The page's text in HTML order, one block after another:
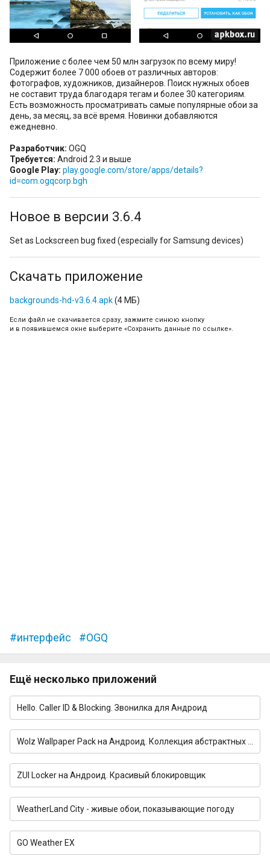
Приложение с более чем 50 млн загрузок по всему миру!
Содержит более 7 000 обоев от различных авторов:
фотографов, художников, дизайнеров. Поиск нужных обоев
не составит труда благодаря тегам и более 30 категориям.
Есть возможность просматривать самые популярные обои за
день, за месяц, за всё время. Новинки добавляются
ежедневно.
Разработчик: OGQ
Требуется: Android 2.3 и выше
Google Play: play.google.com/store/apps/details?
id=com.ogqcorp.bgh
Новое в версии 3.6.4
Set as Lockscreen bug fixed (especially for Samsung devices)
Скачать приложение
backgrounds-hd-v3.6.4.apk(4 МБ)
Если файл не скачивается сразу, зажмите синюю кнопку
и в появившемся окне выберите «Сохранить данные по ссылке».
интерфейс OGQ
Ещё несколько приложений
Hello. Caller ID & Blocking. Звонилка для Андроид
ZUI Locker на Андроид. Красивый блокировщик
WeatherLand City - живые обои, показывающие погоду
GO Weather EX